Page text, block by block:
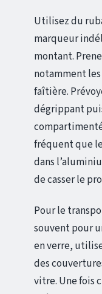
Utilisez du
marqueur
montant.
notamment
faîtière.
dégrippant
fréquent que
dans
de casser le
Pour le
souvent pour
en verre,
des
vitre. Une fois